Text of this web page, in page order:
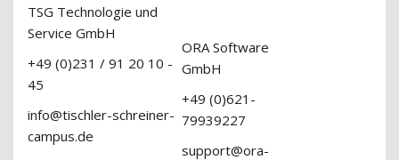
TSG Technologie und
Service GmbH
+49 (0)231 / 91 20 10 -
45
info@tischler-schreiner-
campus.de
ORA Software
GmbH
+49 (0)621-
79939227
support@ora-